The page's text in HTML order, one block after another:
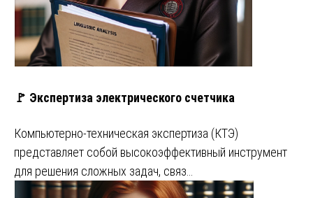
🚩 Экспертиза электрического счетчика
Компьютерно-техническая экспертиза (КТЭ)
представляет собой высокоэффективный инструмент
для решения сложных задач, связ…